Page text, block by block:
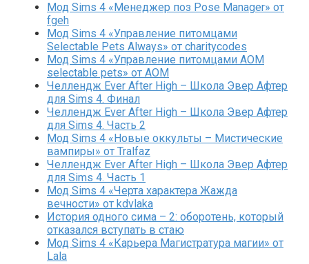
Мод Sims 4 «Менеджер поз Pose Manager» от
fgeh
Мод Sims 4 «Управление питомцами
Selectable Pets Always» от charitycodes
Мод Sims 4 «Управление питомцами AOM
selectable pets» от AOM
Челлендж Ever After High – Школа Эвер Афтер
для Sims 4. Финал
Челлендж Ever After High – Школа Эвер Афтер
для Sims 4. Часть 2
Мод Sims 4 «Новые оккульты – Мистические
вампиры» от Tralfaz
Челлендж Ever After High – Школа Эвер Афтер
для Sims 4. Часть 1
Мод Sims 4 «Черта характера Жажда
вечности» от kdvlaka
История одного сима – 2: оборотень, который
отказался вступать в стаю
Мод Sims 4 «Карьера Магистратура магии» от
Lala